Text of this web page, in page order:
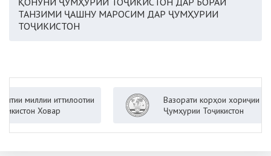
ТАНЗИМИ ҶАШНУ МАРОСИМ ДАР ҶУМҲУРИИ
ТОҶИКИСТОН
иттилоотии
Ховар
Вазорати корҳои хориҷии
Ҷумҳурии Тоҷикистон